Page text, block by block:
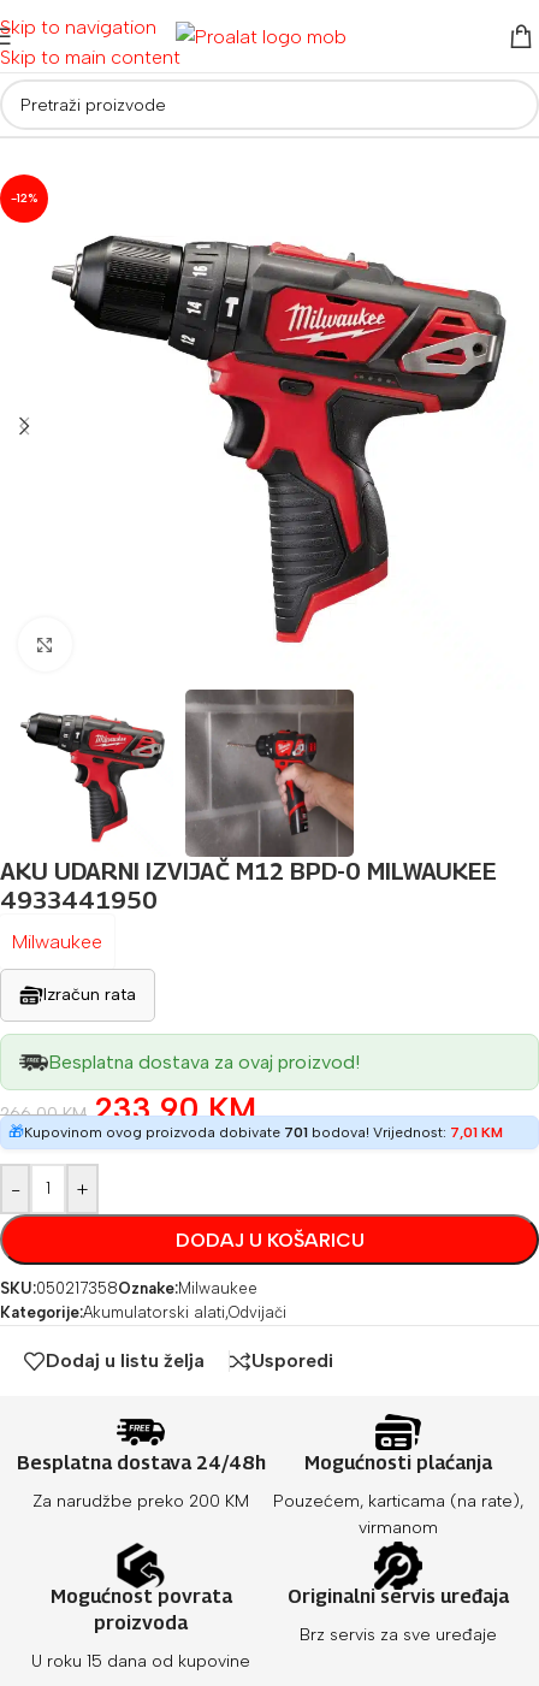
Skip to navigation
Skip to main content
alat/Ostali zračni alat || Ručni alati i oprema Odvijači
-12%
AKU UDARNI IZVIJAČ M12 BPD-0 MILWAUKEE
4933441950
Milwaukee
Izračun rata
Besplatna dostava za ovaj proizvod!
266,00KM 233,90KM
🎁Kupovinom ovog proizvoda dobivate 701 bodova! Vrijednost: 7,01 KM
- +
DODAJ U KOŠARICU
SKU:050217358Oznake:Milwaukee
Kategorije:Akumulatorski alati,Odvijači
Dodaj u listu želja Usporedi
Besplatna dostava 24/48h
Za narudžbe preko 200 KM
Mogućnosti plaćanja
Pouzećem, karticama (na rate),
virmanom
Mogućnost povrata
proizvoda
U roku 15 dana od kupovine
Originalni servis uređaja
Brz servis za sve uređaje